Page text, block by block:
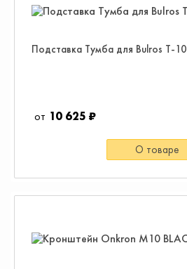
Подставка Тумба для Bulros T-10
10 625 ₽
О товаре